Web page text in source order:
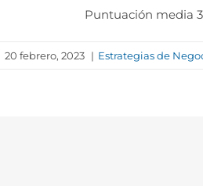
Puntuación media 3
20 febrero, 2023 | Estrategias de